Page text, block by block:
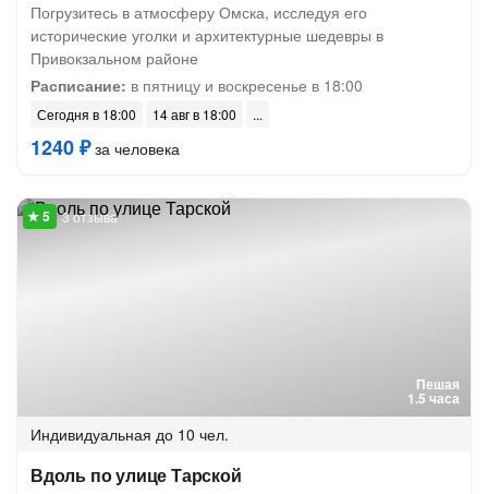
Погрузитесь в атмосферу Омска, исследуя его
исторические уголки и архитектурные шедевры в
Привокзальном районе
Расписание: в пятницу и воскресенье в 18:00
Сегодня в 18:00 14 авг в 18:00
1240 ₽за человека
Пешая
1.5 часа
3 отзыва
Индивидуальная до 10 чел.
Вдоль по улице Тарской